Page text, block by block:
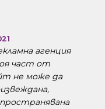
агенция
част от
не може да